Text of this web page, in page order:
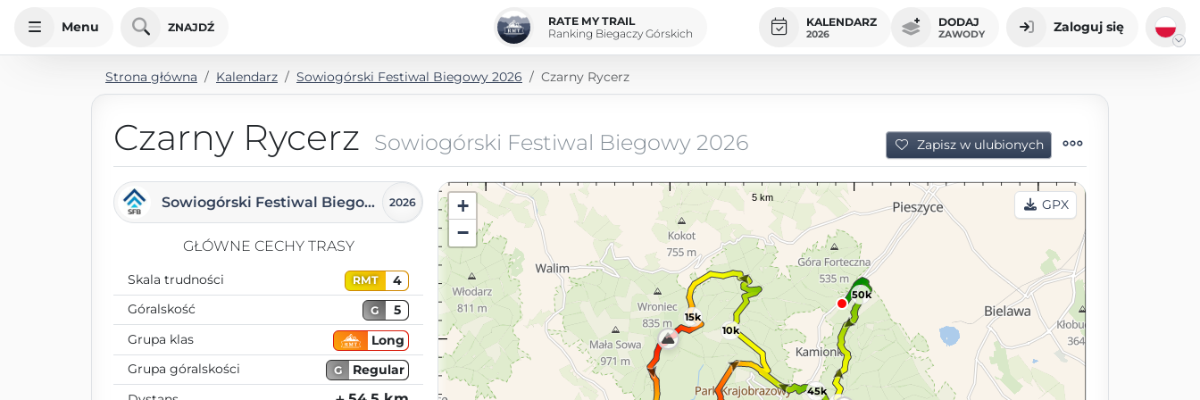
Menu ZNAJDŹ
RATE MY TRAIL
Ranking Biegaczy Górskich
KALENDARZ
2026
DODAJ
ZAWODY Zaloguj się
Strona główna Kalendarz Sowiogórski Festiwal Biegowy 2026 Czarny Rycerz
Czarny Rycerz Sowiogórski Festiwal Biegowy 2026 Zapisz w ulubionych
Sowiogórski Festiwal Biegowy 2026
GŁÓWNE CECHY TRASY
Skala trudności RMT
4
Góralskość
G
5
Grupa klas
Long
Grupa góralskości
G
Regular
10k
50k
15k
45k
+
−
GPX